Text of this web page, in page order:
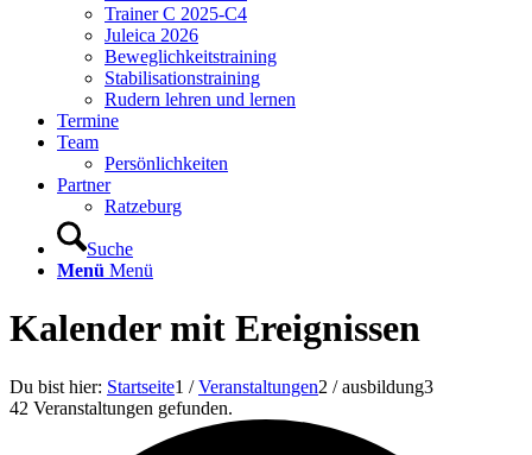
Trainer C 2025-C4
Juleica 2026
Beweglichkeitstraining
Stabilisationstraining
Rudern lehren und lernen
Termine
Team
Persönlichkeiten
Partner
Ratzeburg
Suche
Menü Menü
Kalender mit Ereignissen
Du bist hier: Startseite1 / Veranstaltungen2 / ausbildung3
42 Veranstaltungen gefunden.